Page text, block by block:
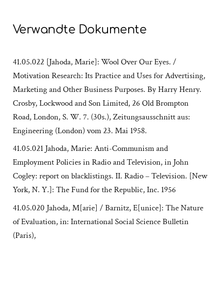
Verwandte Dokumente
41.05.022 [Jahoda, Marie]: Wool Over Our Eyes. /
Motivation Research: Its Practice and Uses for Advertising,
Marketing and Other Business Purposes. By Harry Henry.
Crosby, Lockwood and Son Limited, 26 Old Brompton
Road, London, S. W. 7. (30s.), Zeitungsausschnitt aus:
Engineering (London) vom 23. Mai 1958.
41.05.021 Jahoda, Marie: Anti-Communism and
Employment Policies in Radio and Television, in John
Cogley: report on blacklistings. II. Radio – Television. [New
York, N. Y.]: The Fund for the Republic, Inc. 1956
41.05.020 Jahoda, M[arie] / Barnitz, E[unice]: The Nature
of Evaluation, in: International Social Science Bulletin
(Paris),